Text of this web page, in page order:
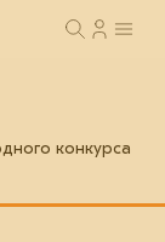
конкурса